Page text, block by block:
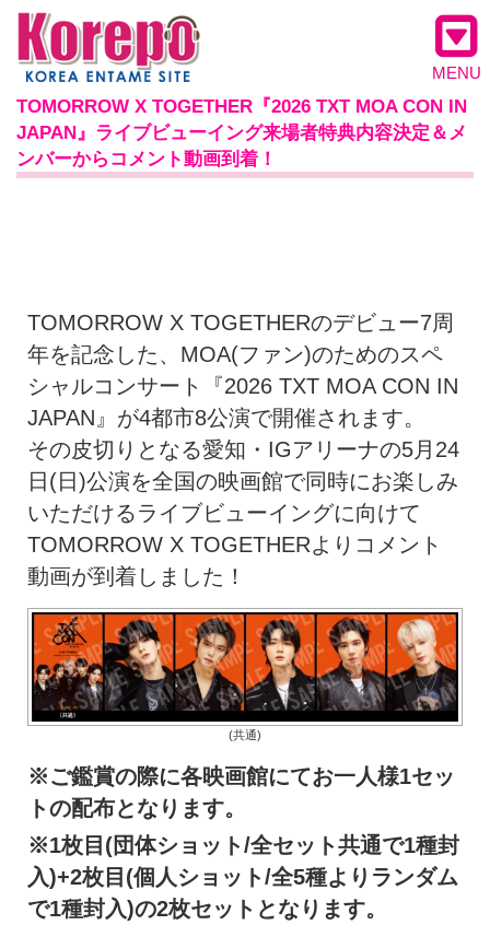
MENU
TOMORROW X TOGETHER『2026 TXT MOA CON IN
JAPAN』ライブビューイング来場者特典内容決定＆メ
ンバーからコメント動画到着！
TOMORROW X TOGETHERのデビュー7周
年を記念した、MOA(ファン)のためのスペ
シャルコンサート『2026 TXT MOA CON IN
JAPAN』が4都市8公演で開催されます。
その皮切りとなる愛知・IGアリーナの5月24
日(日)公演を全国の映画館で同時にお楽しみ
いただけるライブビューイングに向けて
TOMORROW X TOGETHERよりコメント
動画が到着しました！
(共通)
※ご鑑賞の際に各映画館にてお一人様1セッ
トの配布となります。
※1枚目(団体ショット/全セット共通で1種封
入)+2枚目(個人ショット/全5種よりランダム
で1種封入)の2枚セットとなります。